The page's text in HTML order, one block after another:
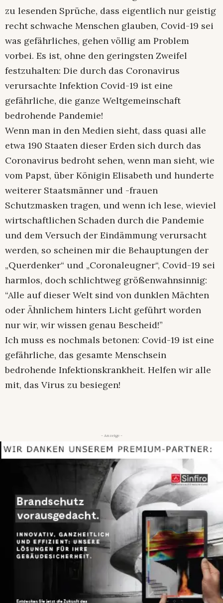
zu lesenden Sprüche, dass eigentlich nur geistig
recht schwache Menschen glauben, Covid-19 sei
was gefährliches, gehen völlig am Problem
vorbei. Es ist, ohne den geringsten Zweifel
festzuhalten: Die durch das Coronavirus
verursachte Infektion Covid-19 ist eine
gefährliche, die ganze Weltgemeinschaft
bedrohende Pandemie!
Wenn man in den Medien sieht, dass quasi alle
etwa 190 Staaten dieser Erden sich durch das
Coronavirus bedroht sehen, wenn man sieht, wie
vom Papst, über Königin Elisabeth und hunderte
weiterer Staatsmänner und -frauen
Schutzmasken tragen, und wenn ich lese, wieviel
wirtschaftlichen Schaden durch die Pandemie
und dem Versuch der Eindämmung verursacht
werden, so scheinen mir die Behauptungen der
„Querdenker“ und „Coronaleugner“, Covid-19 sei
harmlos, doch schlichtweg größenwahnsinnig:
“Alle auf dieser Welt sind von dunklen Mächten
oder Ähnlichem hinters Licht geführt worden
nur wir, wir wissen genau Bescheid!”
Ich muss es nochmals betonen: Covid-19 ist eine
gefährliche, das gesamte Menschsein
bedrohende Infektionskrankheit. Helfen wir alle
mit, das Virus zu besiegen!
- Anzeige -